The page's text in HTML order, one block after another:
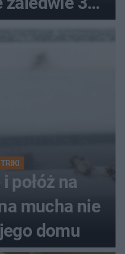
połóż na
mucha nie
domu